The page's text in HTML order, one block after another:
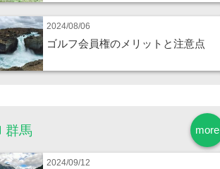
2024/08/06
ゴルフ会員権のメリットと注意点
more
群馬
2024/09/12